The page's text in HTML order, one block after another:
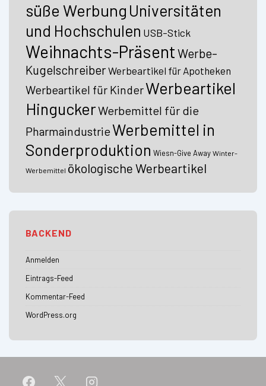
süße Werbung Universitäten
und Hochschulen USB-Stick
Weihnachts-Präsent Werbe-
Kugelschreiber Werbeartikel für Apotheken
Werbeartikel für KinderWerbeartikel
HinguckerWerbemittel für die
PharmaindustrieWerbemittel in
Sonderproduktion Wiesn-Give Away Winter-
Werbemittel ökologische Werbeartikel
BACKEND
Anmelden
Eintrags-Feed
Kommentar-Feed
WordPress.org